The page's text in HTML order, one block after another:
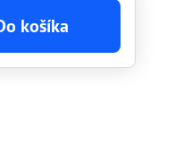
Do košíka